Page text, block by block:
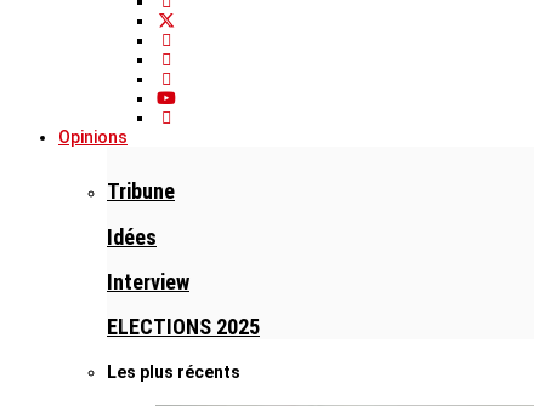
Opinions
Tribune
Idées
Interview
ELECTIONS 2025
Les plus récents